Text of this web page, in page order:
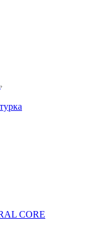
CORE